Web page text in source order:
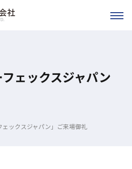
ェックスジャパン
ェックスジャパン」ご来場御礼